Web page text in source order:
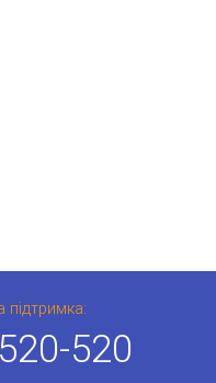
підтримка:
520